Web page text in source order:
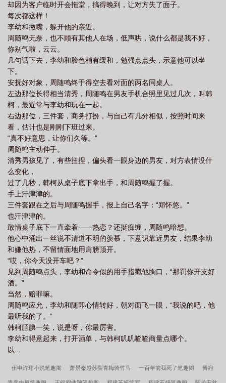
却因为客户临时开会拖堂，搞得晚到，让对方失了面子。
每次都这样！
李幼和撇嘴，躲开他的亲近。
周随鸣无奈，也不顾有其他人在场，低声哄，说什么都是我不好，
你别气啦，云云。
几句话下去，李幼和脸色稍有缓和，勉强点点头，示意他可以坐
下。
安抚好对象，周随鸣终于得空去看对面的两名同桌人。
左边那位长得相当清秀，周随鸣在男友手机合照里见过几次，叫韩
柯，最近常与李幼和玩在一起。
右边那位，三件套，商务打扮，与自己有几分相似，按照时间来
看，估计也是刚刚下班过来。
“真不好意思，让你们久等。”
周随鸣主动伸手。
清秀男孩见了，有些扭捏，偏头看一眼身边的男友，对方表情没什
么变化，
过了几秒，韩柯从桌子底下拿出手，和周随鸣握了握。
手上汗津津的。
三件套跟在之后与周随鸣握手，报上自己名字：“郑怀悠。”
也汗津津的。
敢情桌子底下一直牵着——热恋？还挺痴缠，周随鸣暗想。
他心中涌出一丝说不清道不明的羡慕，下意识靠近男友，结果李幼
和嫌他热，不留情面地用肩膀顶开。
“哎，你今天没开车吧？”
见到周随鸣点头，李幼和命令似的用手指戳他胸口，“那罚你开支好
酒。”
当然，赔罪嘛。
周随鸣应允，李幼和随即心情转好，朝对面飞一眼，“我说的吧，他
最听我的了。”
韩柯腼腆一笑，说是呀，你最厉害。
李幼和得意起来，打开酒单，与韩柯叽叽喳喳商量点哪个。
以...
伍申许玮小说笔趣阁 萧景秦越苏梨青梅骑竹马 一百年前我死了笔趣阁 傅宛